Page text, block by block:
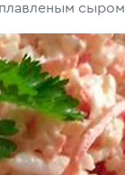
сыром